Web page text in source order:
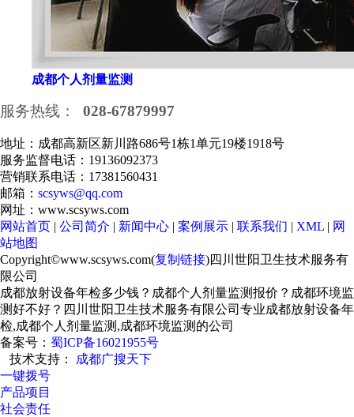
成都个人剂量监测
服务热线： 028-67879997
地址：成都高新区新川路686号1栋1单元19楼1918号
服务监督电话：19136092373
营销联系电话：17381560431
邮箱： scsyws@qq.com
网址：www.scsyws.com
网站首页 | 公司简介 | 新闻中心 | 案例展示 | 联系我们 | XML | 网
站地图
Copyright©www.scsyws.com(复制链接)四川世阳卫生技术服务有
限公司
成都放射设备年检多少钱？成都个人剂量监测报价？成都环境监
测好不好？四川世阳卫生技术服务有限公司专业成都放射设备年
检,成都个人剂量监测,成都环境监测的公司
备案号： 蜀ICP备16021955号
技术支持：
成都广搜天下
一键拨号
产品项目
社会责任